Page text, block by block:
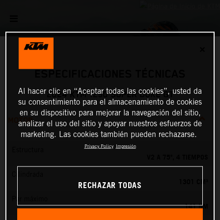
2024 KTM 1290 SUPER DUKE GT
MOTOR
141 NM
Al hacer clic en “Aceptar todas las cookies”, usted da
su consentimiento para el almacenamiento de cookies
en su dispositivo para mejorar la navegación del sitio,
analizar el uso del sitio y apoyar nuestros esfuerzos de
marketing. Las cookies también pueden rechazarse.
Privacy Policy Impresión
RECHAZAR TODAS